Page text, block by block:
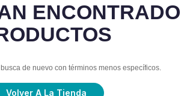
ENCONTRADO
de nuevo con términos menos específicos.
Volver A La Tienda